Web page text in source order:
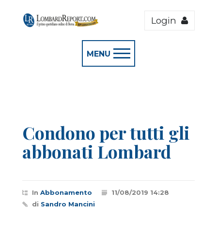
Login
MENU
Condono per tutti gli
abbonati Lombard
In Abbonamento
11/08/2019 14:28
di Sandro Mancini